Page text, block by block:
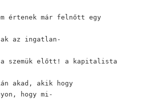
értenek már felnőtt egy
az ingatlan-
szemük előtt! a kapitalista
akad, akik hogy
hogy mi-